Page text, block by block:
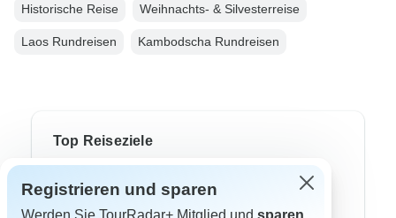
Historische Reise Weihnachts- & Silvesterreise
Laos Rundreisen Kambodscha Rundreisen
Top Reiseziele
Afrika
Registrieren und sparen
Werden Sie TourRadar+ Mitglied und sparen